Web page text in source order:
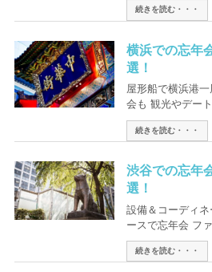
続きを読む・・・
横浜での忘年
選！
屋形船で横浜港
会も 観光やデー
続きを読む・・・
渋谷での忘年
選！
設備＆コーディ
ースで忘年会 フ
続きを読む・・・